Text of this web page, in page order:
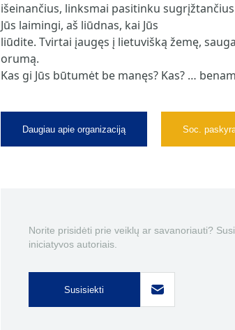
išeinančius, linksmai pasitinku
Jūs laimingi, aš liūdnas, kai Jūs
liūdite. Tvirtai įaugęs į lietuvišką žemę,
orumą.
Kas gi Jūs būtumėt be manęs? Kas? …
Daugiau apie organizaciją Soc.
Norite prisidėti prie veiklų ar savanoriauti?
iniciatyvos autoriais.
Susisiekti